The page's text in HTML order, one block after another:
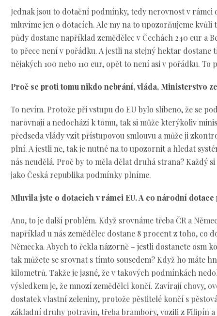
Jednak jsou to dotační podmínky, tedy nerovnost v
mluvíme jen o dotacích. Ale my na to upozorňujeme kvůli
půdy dostane například zemědělec v Čechách 240 eur a
to přece není v pořádku. A jestli na stejný hektar dostane
nějakých 100 nebo 110 eur, opět to není asi v pořádku.
Proč se proti tomu nikdo nebrání, vláda, Ministerstvo
To nevím. Protože při vstupu do EU bylo slíbeno, že se
narovnají a nedochází k tomu, tak si může kterýkoliv
předseda vlády vzít přístupovou smlouvu a může ji
plní. A jestli ne, tak je nutné na to upozornit a hledat
nás neudělá. Proč by to měla dělat druhá strana? Každý
jako Česká republika podmínky plníme.
Mluvila jste o dotacích v rámci EU. A co národní dotace
Ano, to je další problém. Když srovnáme třeba ČR a
například u nás zemědělec dostane 8 procent z toho, co
Německa. Abych to řekla názorně – jestli dostanete osm
tak můžete se srovnat s tímto sousedem? Když ho máte
kilometrů. Takže je jasné, že v takových podmínkách
výsledkem je, že mnozí zemědělci končí. Zavírají chovy,
dostatek vlastní zeleniny, protože pěstitelé končí s
základní druhy potravin, třeba brambory, vozili z Filipín